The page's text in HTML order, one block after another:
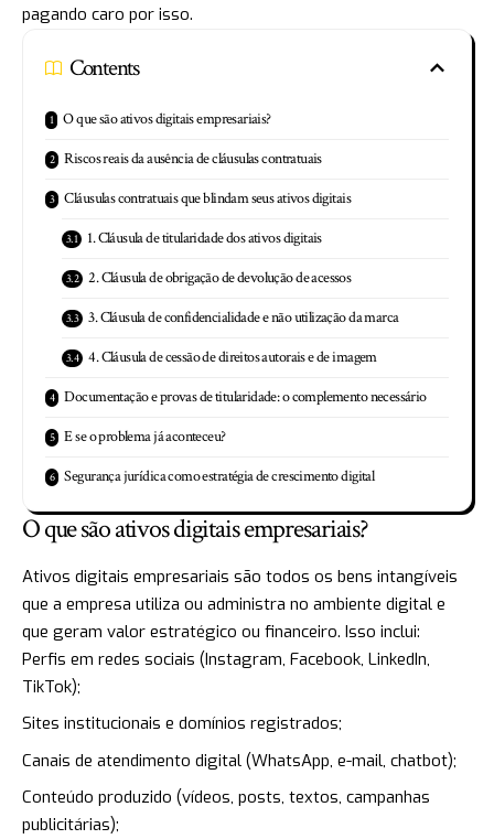
pagando caro por isso.
Contents
O que são ativos digitais empresariais?
Riscos reais da ausência de cláusulas contratuais
Cláusulas contratuais que blindam seus ativos digitais
1. Cláusula de titularidade dos ativos digitais
2. Cláusula de obrigação de devolução de acessos
3. Cláusula de confidencialidade e não utilização da marca
4. Cláusula de cessão de direitos autorais e de imagem
Documentação e provas de titularidade: o complemento necessário
E se o problema já aconteceu?
Segurança jurídica como estratégia de crescimento digital
O que são ativos digitais empresariais?
Ativos digitais empresariais são todos os bens intangíveis
que a empresa utiliza ou administra no ambiente digital e
que geram valor estratégico ou financeiro. Isso inclui:
Perfis em redes sociais (Instagram, Facebook, LinkedIn,
TikTok);
Sites institucionais e domínios registrados;
Canais de atendimento digital (WhatsApp, e-mail, chatbot);
Conteúdo produzido (vídeos, posts, textos, campanhas
publicitárias);